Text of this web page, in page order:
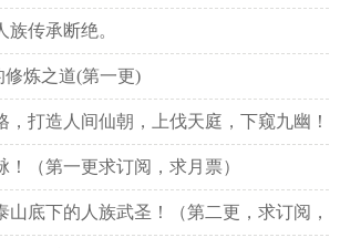
族传承断绝。
修炼之道(第一更)
，打造人间仙朝，上伐天庭，下窥九幽！
！（第一更求订阅，求月票）
山底下的人族武圣！（第二更，求订阅，